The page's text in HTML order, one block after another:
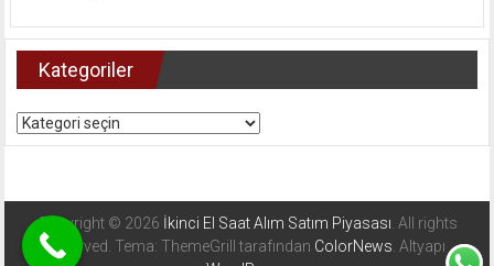
Kategoriler
Kategoriler
Copyright © 2026 İkinci El Saat Alım Satım Piyasası. All rights
reserved. Tema: ThemeGrill tarafından ColorNews. Altyapı